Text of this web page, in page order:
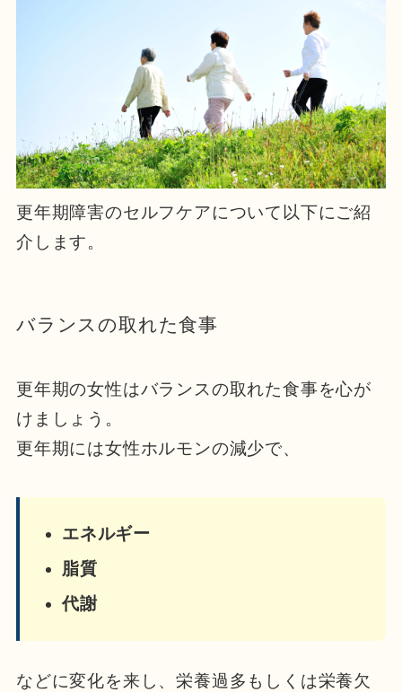
更年期障害のセルフケアについて以下にご紹
介します。
バランスの取れた食事
更年期の女性はバランスの取れた食事を心が
けましょう。
更年期には女性ホルモンの減少で、
エネルギー
脂質
代謝
などに変化を来し、栄養過多もしくは栄養欠